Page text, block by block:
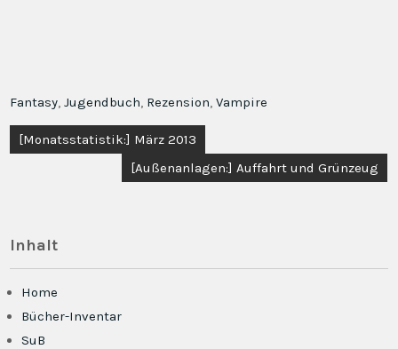
Fantasy,Jugendbuch, Rezension,Vampire
Beitragsnavigation
[Monatsstatistik:] März 2013
[Außenanlagen:] Auffahrt und Grünzeug
Inhalt
Home
Bücher-Inventar
SuB